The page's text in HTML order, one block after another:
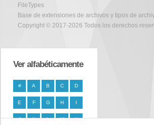
FileTypes
Base de extensiones de archivos y tipos de
Copyright © 2017-2026 Todos los derechos
Ver alfabéticamente
# A B C D
E F G H I
J K L M N